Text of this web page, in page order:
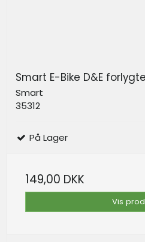
Smart E-Bike D&E
Smart
35312
På Lager
149,00 DKK
Vis